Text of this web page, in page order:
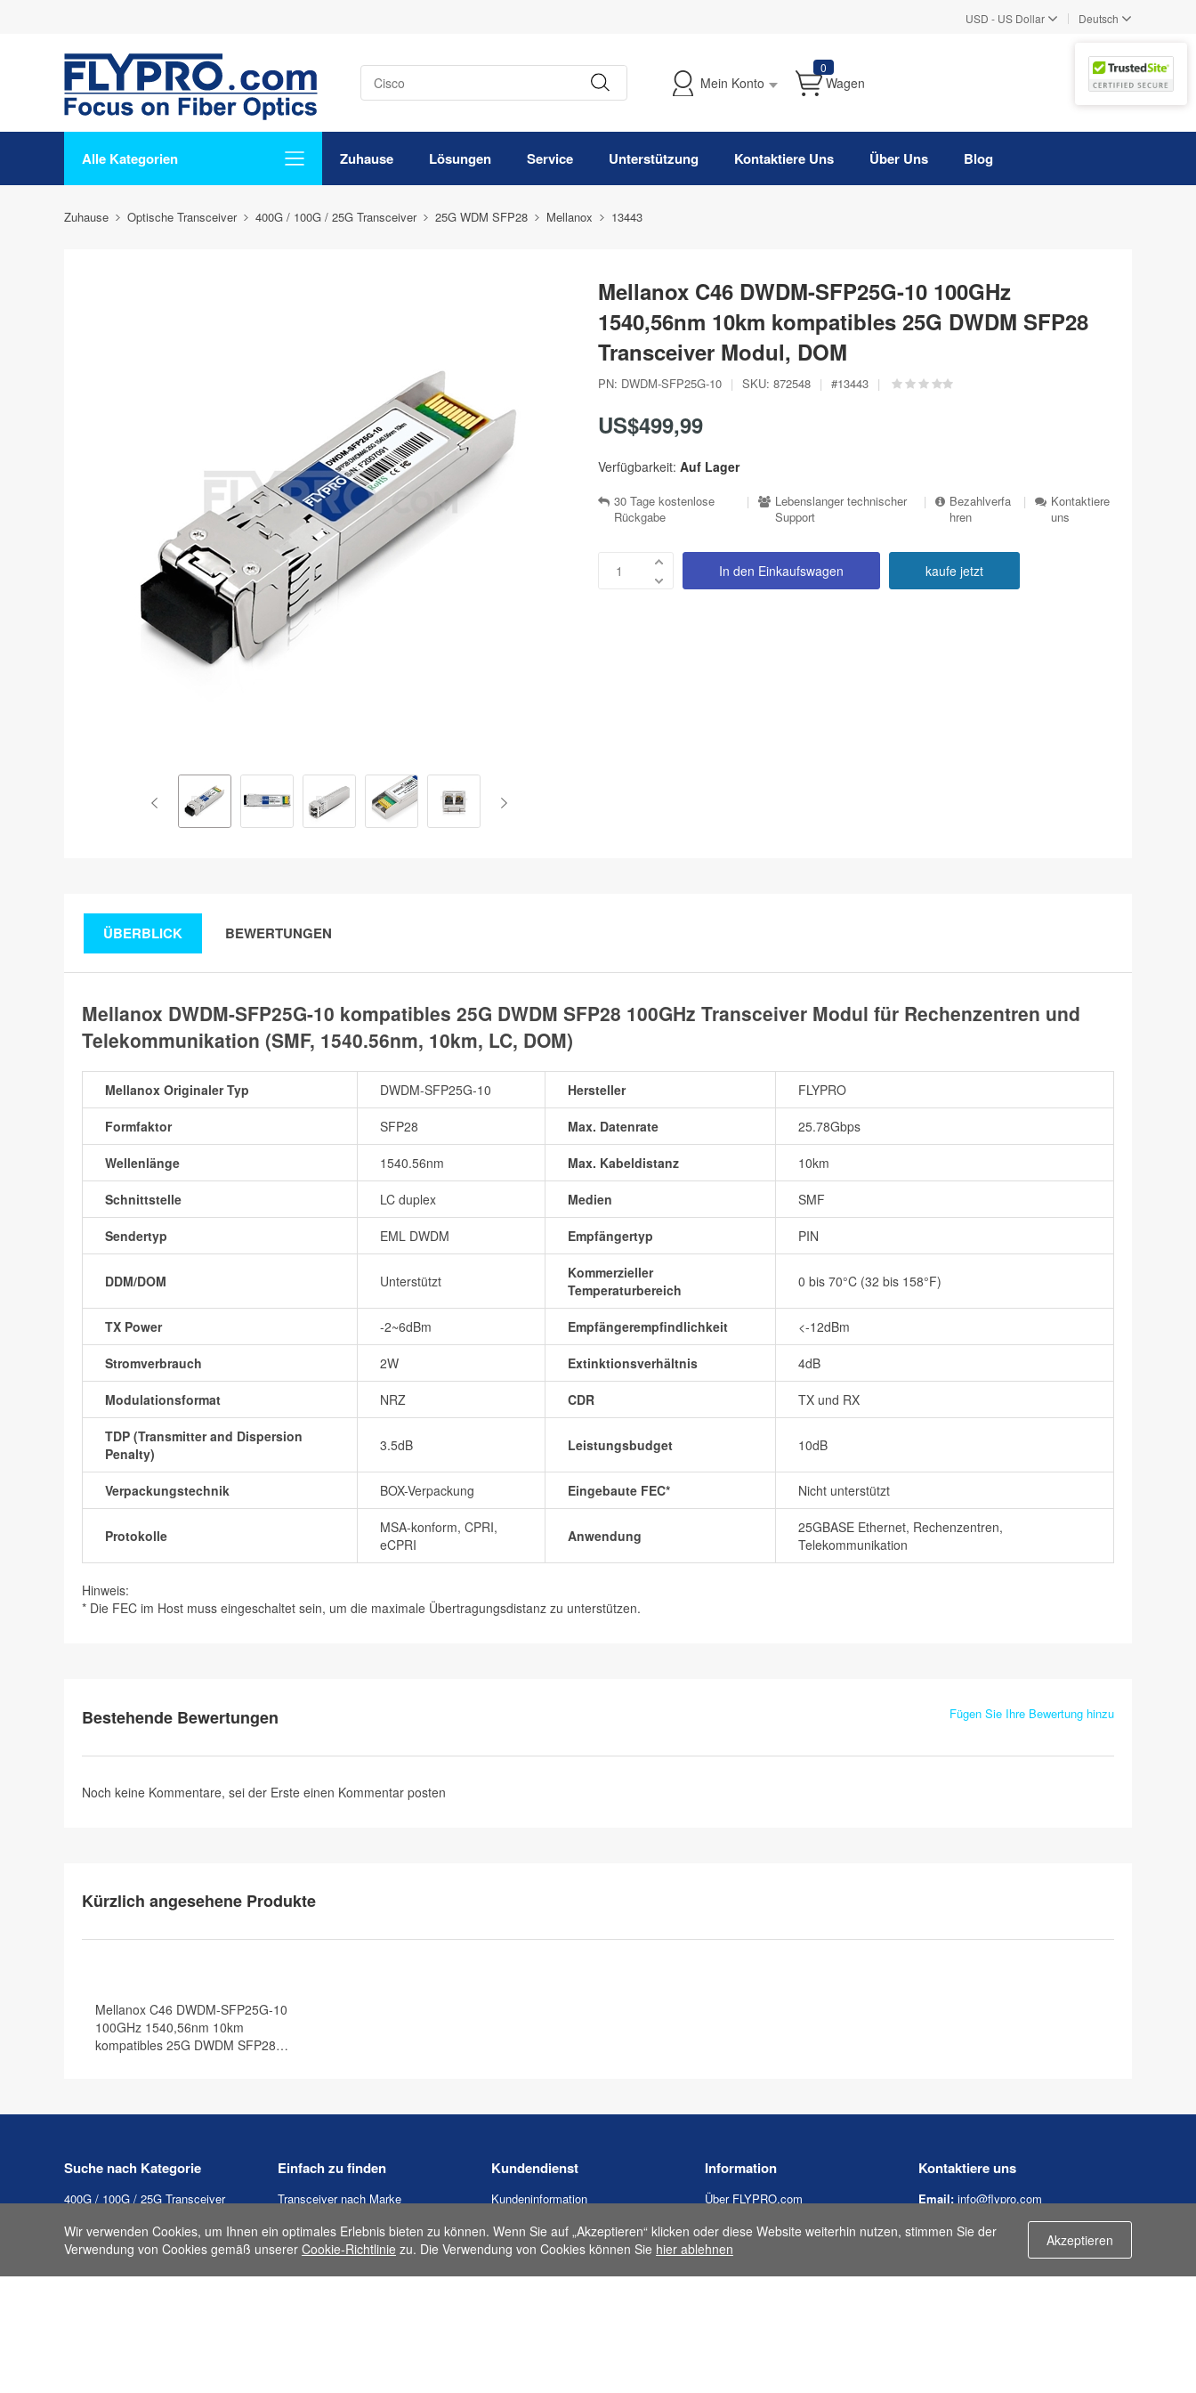
USD - US Dollar | Deutsch
Mein Konto
0
Wagen
Alle Kategorien Zuhause Lösungen Service Unterstützung Kontaktiere Uns Über Uns Blog
Zuhause Optische Transceiver 400G / 100G / 25G Transceiver 25G WDM SFP28 Mellanox 13443
Mellanox C46 DWDM-SFP25G-10 100GHz
1540,56nm 10km kompatibles 25G DWDM SFP28
Transceiver Modul, DOM
PN: DWDM-SFP25G-10 | SKU: 872548 | #13443 |
US$499,99
Verfügbarkeit: Auf Lager
30 Tage kostenlose
Rückgabe
|
Lebenslanger technischer
Support
|
Bezahlverfa
hren
|
Kontaktiere
uns
In den Einkaufswagen kaufe jetzt
ÜBERBLICK BEWERTUNGEN
Mellanox DWDM-SFP25G-10 kompatibles 25G DWDM SFP28 100GHz Transceiver Modul für Rechenzentren und
Telekommunikation (SMF, 1540.56nm, 10km, LC, DOM)
Mellanox Originaler Typ DWDM-SFP25G-10 Hersteller FLYPRO
Formfaktor SFP28 Max. Datenrate 25.78Gbps
Wellenlänge 1540.56nm Max. Kabeldistanz 10km
Schnittstelle LC duplex Medien SMF
Sendertyp EML DWDM Empfängertyp PIN
DDM/DOM Unterstützt
Kommerzieller
Temperaturbereich
0 bis 70°C (32 bis 158°F)
TX Power -2~6dBm Empfängerempfindlichkeit <-12dBm
Stromverbrauch 2W Extinktionsverhältnis 4dB
Modulationsformat NRZ CDR TX und RX
TDP (Transmitter and Dispersion
Penalty)
3.5dB Leistungsbudget 10dB
Verpackungstechnik BOX-Verpackung Eingebaute FEC* Nicht unterstützt
Protokolle
MSA-konform, CPRI,
eCPRI
Anwendung
25GBASE Ethernet, Rechenzentren,
Telekommunikation
Hinweis:
* Die FEC im Host muss eingeschaltet sein, um die maximale Übertragungsdistanz zu unterstützen.
Bestehende Bewertungen Fügen Sie Ihre Bewertung hinzu
Noch keine Kommentare, sei der Erste einen Kommentar posten
Kürzlich angesehene Produkte
Mellanox C46 DWDM-SFP25G-10
100GHz 1540,56nm 10km
kompatibles 25G DWDM SFP28
Suche nach Kategorie
400G / 100G / 25G Transceiver
10G SFP+
1000BASE SFP
10G SFP+ AOC
Einfach zu finden
Transceiver nach Marke
Transceiver nach Typ
Produkte nach Kategorie
Produktliste A-Z
Kundendienst
Kundeninformation
Meine Bestellung verfolgen
Rücknahmegarantie
Garantiebestimmungen
Information
Über FLYPRO.com
Zahlungsmethoden
Kreditantrag
Versand & Lieferung
Kontaktiere uns
Email: info@flypro.com
Melden Sie sich für unseren
Wir verwenden Cookies, um Ihnen ein optimales Erlebnis bieten zu können. Wenn Sie auf „Akzeptieren“ klicken oder diese Website weiterhin nutzen, stimmen Sie der
Verwendung von Cookies gemäß unserer Cookie-Richtlinie zu. Die Verwendung von Cookies können Sie hier ablehnen Akzeptieren